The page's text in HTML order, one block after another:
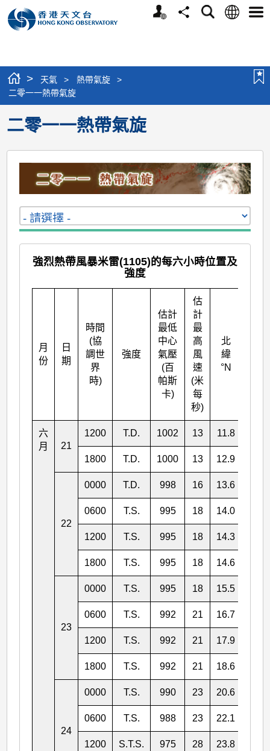
個
分
搜
語
選
> 天氣 > 熱帶氣旋
>
二零一一熱帶氣旋
二零一一熱帶氣旋
強烈熱帶風暴米雷(1105)的每六小時位置及
強度
月
份
日
期
時間
(協
調世
界
時)
強度
估計
最低
中心
氣壓
(百
帕斯
卡)
估
計
最
高
風
速
(米
每
秒)
北
緯
°N
六
月
21
1200 T.D. 1002 13 11.8
1800 T.D. 1000 13 12.9
22
0000 T.D. 998 16 13.6
0600 T.S. 995 18 14.0
1200 T.S. 995 18 14.3
1800 T.S. 995 18 14.6
23
0000 T.S. 995 18 15.5
0600 T.S. 992 21 16.7
1200 T.S. 992 21 17.9
1800 T.S. 992 21 18.6
24
0000 T.S. 990 23 20.6
0600 T.S. 988 23 22.1
1200 S.T.S. 975 28 23.8